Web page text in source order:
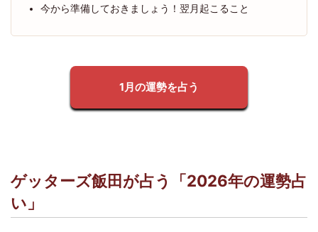
今から準備しておきましょう！翌月起こること
1月の運勢を占う
ゲッターズ飯田が占う「2026年の運勢占
い」